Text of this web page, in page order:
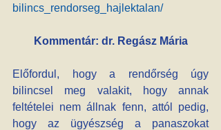
bilincs_rendorseg_hajlektalan/
Kommentár: dr. Regász Mária
Előfordul, hogy a rendőrség úgy
bilincsel meg valakit, hogy annak
feltételei nem állnak fenn, attól pedig,
hogy az ügyészség a panaszokat